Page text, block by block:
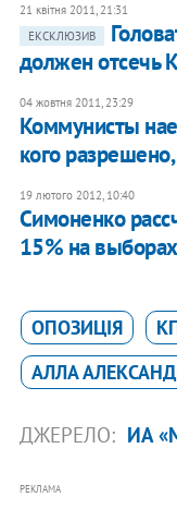
21 квітня 2011, 21:31
ЕКСКЛЮЗИВ
должен отсечь
04 жовтня 2011, 23:29
Коммунисты
кого
19 лютого 2012, 10:40
Симоненко
15% на выборах
ОПОЗИЦІЯ
АЛЛА
ДЖЕРЕЛО: ИА
РЕКЛАМА